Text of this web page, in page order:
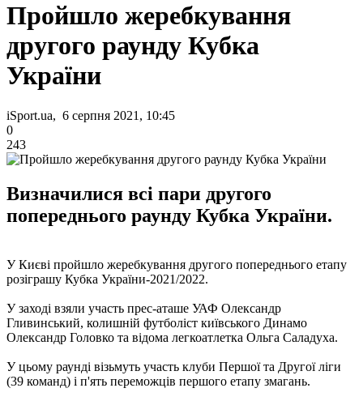
Пройшло жеребкування
другого раунду Кубка
України
iSport.ua, 6 серпня 2021, 10:45
0
243
Визначилися всі пари другого
попереднього раунду Кубка України.
У Києві пройшло жеребкування другого попереднього етапу
розіграшу Кубка України-2021/2022.
У заході взяли участь прес-аташе УАФ Олександр
Гливинський, колишній футболіст київського Динамо
Олександр Головко та відома легкоатлетка Ольга Саладуха.
У цьому раунді візьмуть участь клуби Першої та Другої ліги
(39 команд) і п'ять переможців першого етапу змагань.